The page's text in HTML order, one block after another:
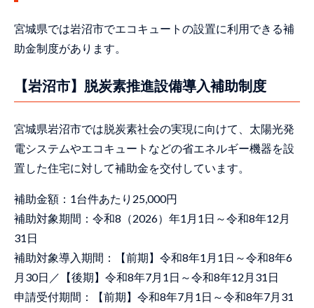
宮城県では岩沼市でエコキュートの設置に利用できる補
助金制度があります。
【岩沼市】脱炭素推進設備導入補助制度
宮城県岩沼市では脱炭素社会の実現に向けて、太陽光発
電システムやエコキュートなどの省エネルギー機器を設
置した住宅に対して補助金を交付しています。
補助金額：1台件あたり25,000円
補助対象期間：令和8（2026）年1月1日～令和8年12月
31日
補助対象導入期間：【前期】令和8年1月1日～令和8年6
月30日／【後期】令和8年7月1日～令和8年12月31日
申請受付期間：【前期】令和8年7月1日～令和8年7月31